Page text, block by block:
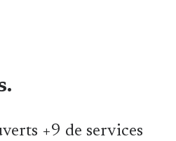
+9 de services